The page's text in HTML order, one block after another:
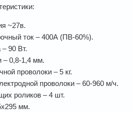
~27в.
ток – 400А (ПВ-60%).
90 Вт.
– 0,8-1,4 мм.
проволоки – 5 кг.
проволоки – 60-960 м/ч.
роликов – 4 шт.
мм.